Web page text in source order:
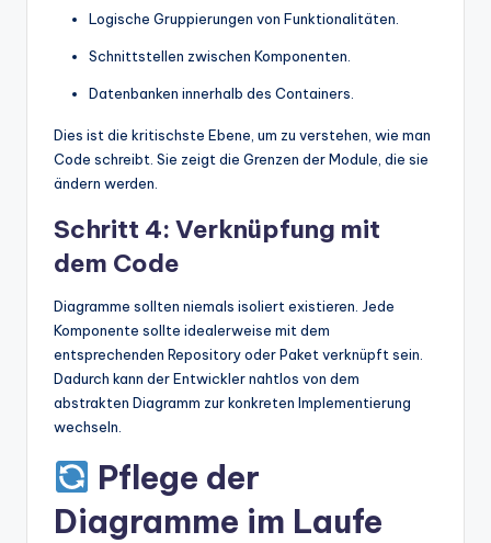
Logische Gruppierungen von Funktionalitäten.
Schnittstellen zwischen Komponenten.
Datenbanken innerhalb des Containers.
Dies ist die kritischste Ebene, um zu verstehen, wie man
Code schreibt. Sie zeigt die Grenzen der Module, die sie
ändern werden.
Schritt 4: Verknüpfung mit
dem Code
Diagramme sollten niemals isoliert existieren. Jede
Komponente sollte idealerweise mit dem
entsprechenden Repository oder Paket verknüpft sein.
Dadurch kann der Entwickler nahtlos von dem
abstrakten Diagramm zur konkreten Implementierung
wechseln.
Pflege der
Diagramme im Laufe